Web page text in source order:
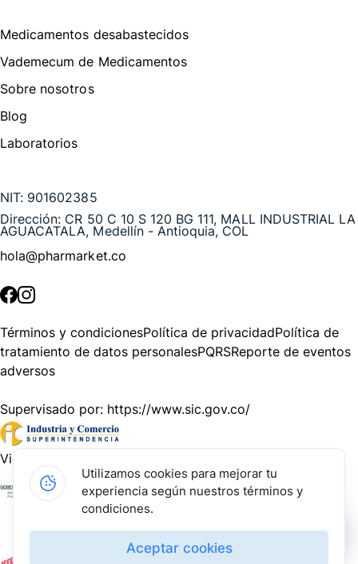
Medicamentos desabastecidos
Vademecum de Medicamentos
Sobre nosotros
Blog
Laboratorios
NIT: 901602385
Dirección: CR 50 C 10 S 120 BG 111, MALL INDUSTRIAL LA
AGUACATALA, Medellín - Antioquia, COL
hola@pharmarket.co
Términos y condicionesPolítica de privacidadPolítica de
tratamiento de datos personalesPQRSReporte de eventos
adversos
Supervisado por: https://www.sic.gov.co/
Vigilado por:
Gracias a nuestros impulsadores, podemos presentarte la
solución tecnológica más avanzada para resolver los
desafíos farmacéuticos de la actualidad.
Utilizamos cookies para mejorar tu
experiencia según nuestros términos y
condiciones.
Aceptar cookies